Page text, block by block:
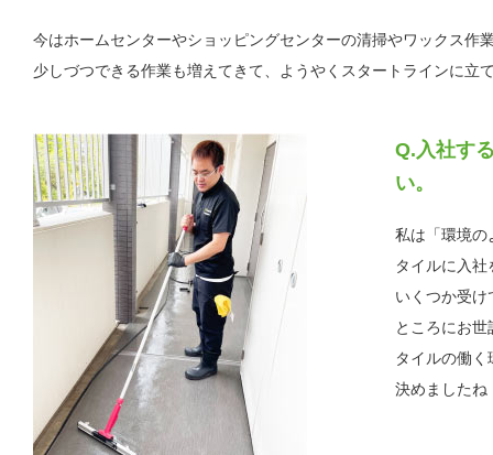
今はホームセンターやショッピングセンターの清掃やワックス作
少しづつできる作業も増えてきて、ようやくスタートラインに立
入社す
い。
私は「環境の
タイルに入
いくつか受
ところにお
タイルの働
決めましたね